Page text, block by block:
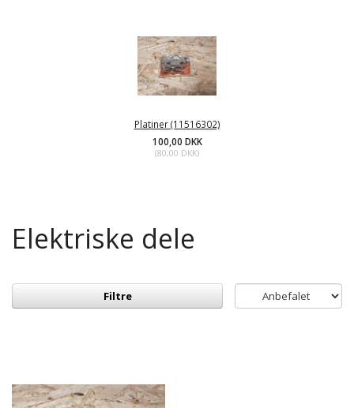
Platiner (11516302)
100,00 DKK
(80,00 DKK)
Elektriske dele
Filtre